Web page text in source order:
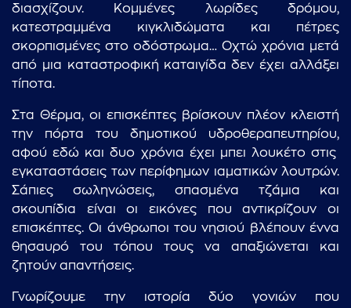
διασχίζουν. Κομμένες λωρίδες δρόμου,
κατεστραμμένα κιγκλιδώματα και πέτρες
σκορπισμένες στο οδόστρωμα… Οχτώ χρόνια μετά
από μια καταστροφική καταιγίδα δεν έχει αλλάξει
τίποτα.
Στα Θέρμα, οι επισκέπτες βρίσκουν πλέον κλειστή
την πόρτα του δημοτικού υδροθεραπευτηρίου,
αφού εδώ και δυο χρόνια έχει μπει λουκέτο στις
εγκαταστάσεις των περίφημων ιαματικών λουτρών.
Σάπιες σωληνώσεις, σπασμένα τζάμια και
σκουπίδια είναι οι εικόνες που αντικρίζουν οι
επισκέπτες. Οι άνθρωποι του νησιού βλέπουν έννα
θησαυρό του τόπου τους να απαξιώνεται και
ζητούν απαντήσεις.
Γνωρίζουμε την ιστορία δύο γονιών που